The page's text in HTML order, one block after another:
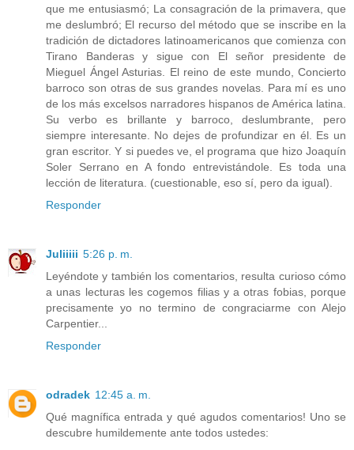
que me entusiasmó; La consagración de la primavera, que
me deslumbró; El recurso del método que se inscribe en la
tradición de dictadores latinoamericanos que comienza con
Tirano Banderas y sigue con El señor presidente de
Mieguel Ángel Asturias. El reino de este mundo, Concierto
barroco son otras de sus grandes novelas. Para mí es uno
de los más excelsos narradores hispanos de América latina.
Su verbo es brillante y barroco, deslumbrante, pero
siempre interesante. No dejes de profundizar en él. Es un
gran escritor. Y si puedes ve, el programa que hizo Joaquín
Soler Serrano en A fondo entrevistándole. Es toda una
lección de literatura. (cuestionable, eso sí, pero da igual).
Responder
Juliiiii 5:26 p. m.
Leyéndote y también los comentarios, resulta curioso cómo
a unas lecturas les cogemos filias y a otras fobias, porque
precisamente yo no termino de congraciarme con Alejo
Carpentier...
Responder
odradek 12:45 a. m.
Qué magnífica entrada y qué agudos comentarios! Uno se
descubre humildemente ante todos ustedes: